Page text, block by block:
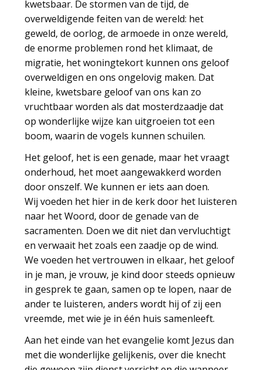
kwetsbaar. De stormen van de tijd, de
overweldigende feiten van de wereld: het
geweld, de oorlog, de armoede in onze wereld,
de enorme problemen rond het klimaat, de
migratie, het woningtekort kunnen ons geloof
overweldigen en ons ongelovig maken. Dat
kleine, kwetsbare geloof van ons kan zo
vruchtbaar worden als dat mosterdzaadje dat
op wonderlijke wijze kan uitgroeien tot een
boom, waarin de vogels kunnen schuilen.
Het geloof, het is een genade, maar het vraagt
onderhoud, het moet aangewakkerd worden
door onszelf. We kunnen er iets aan doen.
Wij voeden het hier in de kerk door het luisteren
naar het Woord, door de genade van de
sacramenten. Doen we dit niet dan vervluchtigt
en verwaait het zoals een zaadje op de wind.
We voeden het vertrouwen in elkaar, het geloof
in je man, je vrouw, je kind door steeds opnieuw
in gesprek te gaan, samen op te lopen, naar de
ander te luisteren, anders wordt hij of zij een
vreemde, met wie je in één huis samenleeft.
Aan het einde van het evangelie komt Jezus dan
met die wonderlijke gelijkenis, over die knecht